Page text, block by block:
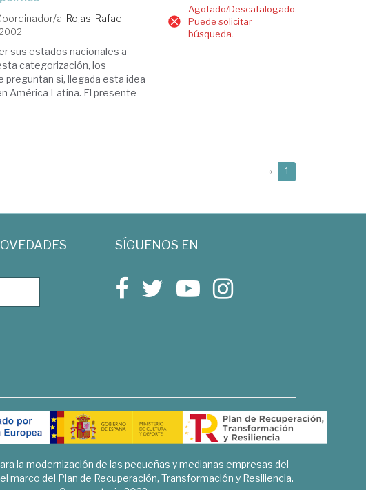
a. Rojas, Rafael
sus estados nacionales a
categorización, los
si, llegada esta idea
América Latina. El presente
Agotado/Descatalogado.
Puede solicitar
búsqueda.
« 1
SÍGUENOS EN
la modernización de las pequeñas y medianas empresas del
marco del Plan de Recuperación, Transformación y Resiliencia.